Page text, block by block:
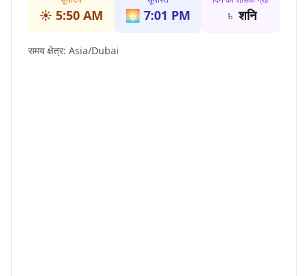
☀️ 5:50 AM 🌅 7:01 PM ♄ शनि
समय क्षेत्र: Asia/Dubai